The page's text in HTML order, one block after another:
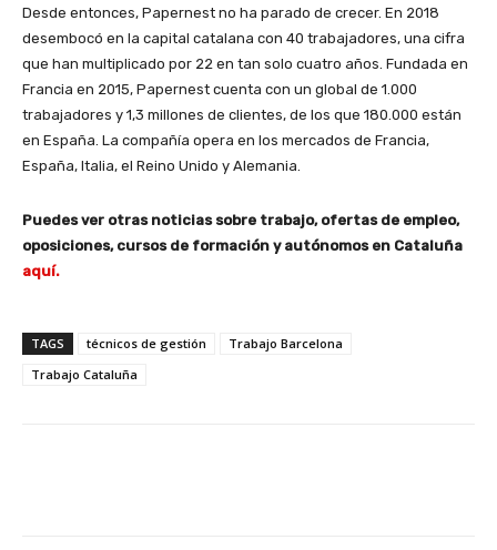
Desde entonces, Papernest no ha parado de crecer. En 2018
desembocó en la capital catalana con 40 trabajadores, una cifra
que han multiplicado por 22 en tan solo cuatro años. Fundada en
Francia en 2015, Papernest cuenta con un global de 1.000
trabajadores y 1,3 millones de clientes, de los que 180.000 están
en España. La compañía opera en los mercados de Francia,
España, Italia, el Reino Unido y Alemania.
Puedes ver otras noticias sobre trabajo, ofertas de empleo,
oposiciones, cursos de formación y autónomos en Cataluña
aquí.
TAGS técnicos de gestión
Trabajo Barcelona
Trabajo Cataluña